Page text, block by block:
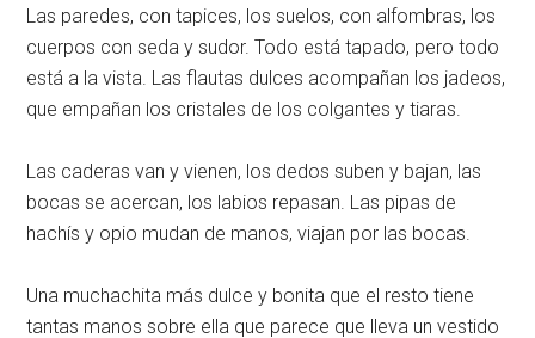
Las paredes, con tapices, los suelos, con alfombras, los
cuerpos con seda y sudor. Todo está tapado, pero todo
está a la vista. Las flautas dulces acompañan los jadeos,
que empañan los cristales de los colgantes y tiaras.
Las caderas van y vienen, los dedos suben y bajan, las
bocas se acercan, los labios repasan. Las pipas de
hachís y opio mudan de manos, viajan por las bocas.
Una muchachita más dulce y bonita que el resto tiene
tantas manos sobre ella que parece que lleva un vestido